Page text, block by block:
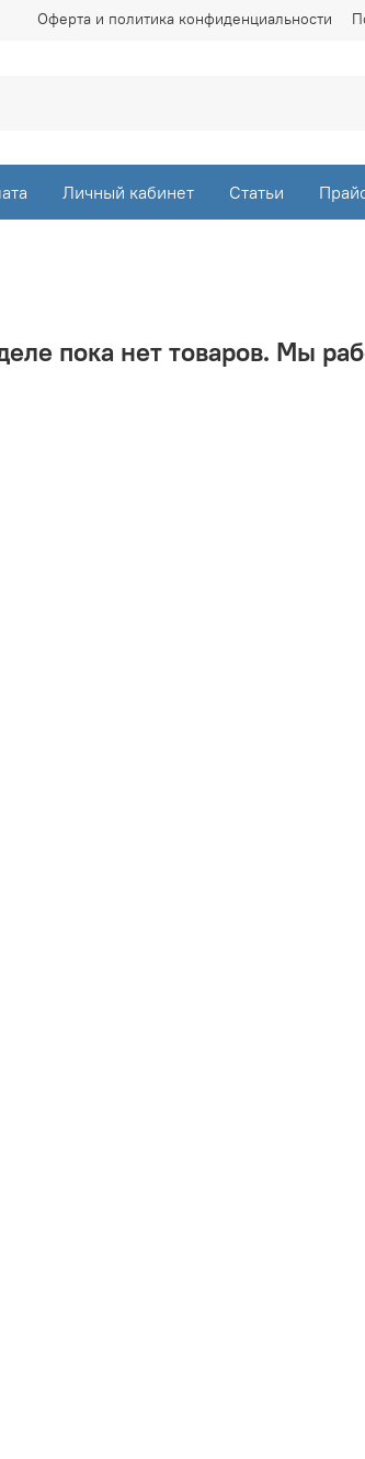
Оферта и политика конфиденциальности
Личный кабинет Статьи
пока нет товаров. Мы